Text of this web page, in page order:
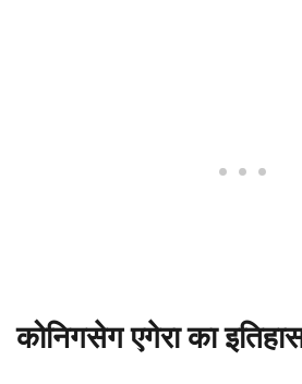
कोनिगसेग एगेरा का